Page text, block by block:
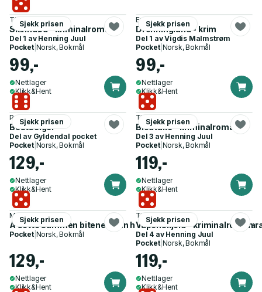
Sjekk prisen
Thomas Enger
Skinndød - kriminalroman
Del 1 av Henning Juul
Pocket| Norsk, Bokmål
99,-
Nettlager
Klikk&Hent
Sjekk prisen
Eva Fretheim
Dronningland - krim
Del 1 avVigdis Malmstrøm
Pocket| Norsk, Bokmål
99,-
Nettlager
Klikk&Hent
Sjekk prisen
Pascal Engman
Bestselger
Del av Gyldendal pocket
Pocket| Norsk, Bokmål
129,-
Nettlager
Klikk&Hent
Sjekk prisen
Thomas Enger
Blodtåke - kriminalroman
Del 3 av Henning Juul
Pocket| Norsk, Bokmål
119,-
Nettlager
Klikk&Hent
Sjekk prisen
Martin Revheim
Å sette sammen bitene - min historie om vold, skam og
Pocket| Norsk, Bokmål
129,-
Nettlager
Klikk&Hent
Sjekk prisen
Thomas Enger
Våpenskjold - kriminalroman
Del 4 av Henning Juul
Pocket| Norsk, Bokmål
119,-
Nettlager
Klikk&Hent